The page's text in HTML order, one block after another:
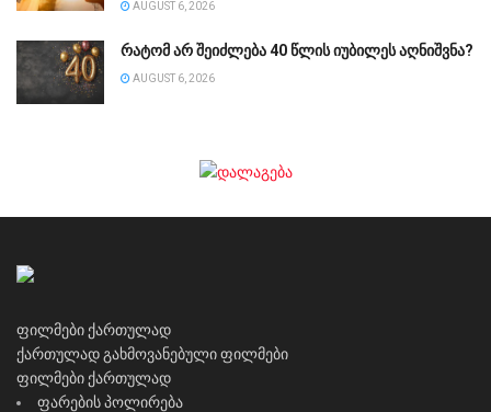
AUGUST 6, 2026
რატომ არ შეიძლება 40 წლის იუბილეს აღნიშვნა?
AUGUST 6, 2026
ფილმები ქართულად
ქართულად გახმოვანებული ფილმები
ფილმები ქართულად
ფარების პოლირება